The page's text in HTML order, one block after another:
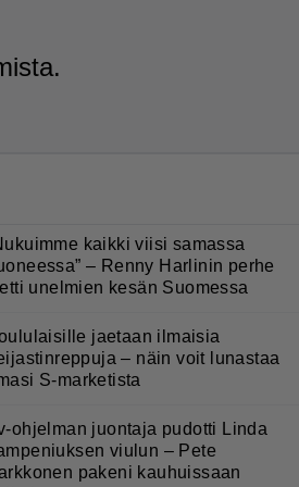
kaikki viisi samassa
– Renny Harlinin perhe
unelmien kesän Suomessa
jaetaan ilmaisia
– näin voit lunastaa
S-marketista
ohjelman juontaja pudotti Linda
viulun – Pete
pakeni kauhuissaan